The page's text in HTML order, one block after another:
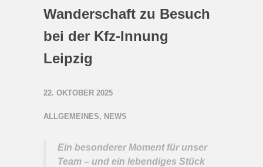
Wanderschaft zu Besuch
bei der Kfz-Innung
Leipzig
22. OKTOBER 2025
ALLGEMEINES, NEWS
Ein besonderer Moment für unser
Team – und ein lebendiges Stück